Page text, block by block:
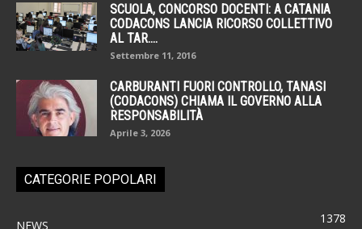
SCUOLA, CONCORSO DOCENTI: A CATANIA
CODACONS LANCIA RICORSO COLLETTIVO
AL TAR....
Settembre 11, 2016
CARBURANTI FUORI CONTROLLO, TANASI
(CODACONS) CHIAMA IL GOVERNO ALLA
RESPONSABILITÀ
Aprile 3, 2026
CATEGORIE POPOLARI
NEWS 1378